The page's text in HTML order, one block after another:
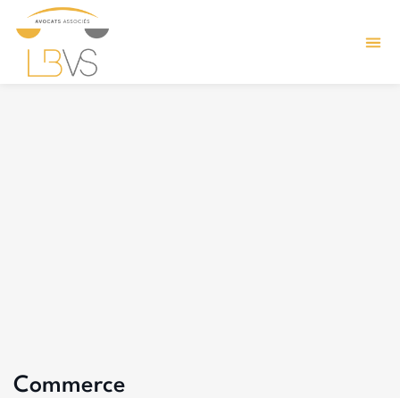
Commerce